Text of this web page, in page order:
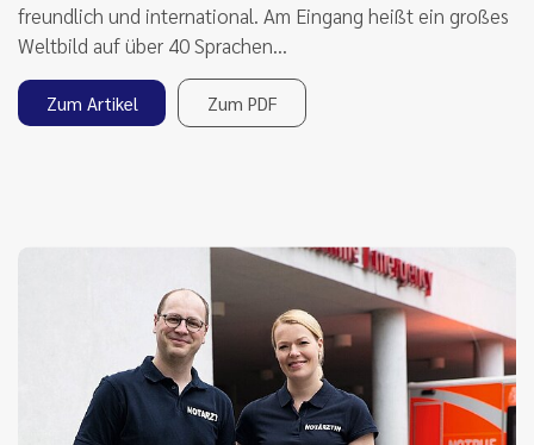
freundlich und international. Am Eingang heißt ein großes
Weltbild auf über 40 Sprachen…
Zum Artikel Zum PDF